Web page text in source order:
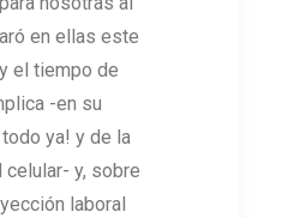
en ellas este
el tiempo de
-en su
ya! y de la
celular- y, sobre
laboral